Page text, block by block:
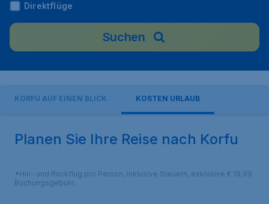
Direktflüge
Suchen
KORFU AUF EINEN BLICK KOSTEN URLAUB
Planen Sie Ihre Reise nach Korfu
*Hin- und Rückflug pro Person, inklusive Steuern, exklusive € 19,99
Buchungsgebühr.